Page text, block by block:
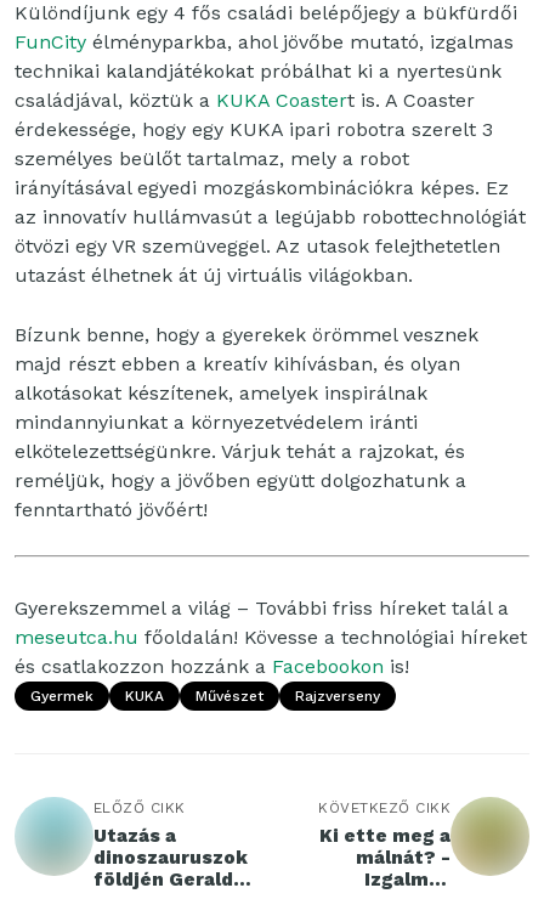
Különdíjunk egy 4 fős családi belépőjegy a bükfürdői
FunCity élményparkba, ahol jövőbe mutató, izgalmas
technikai kalandjátékokat próbálhat ki a nyertesünk
családjával, köztük a KUKA Coastert is. A Coaster
érdekessége, hogy egy KUKA ipari robotra szerelt 3
személyes beülőt tartalmaz, mely a robot
irányításával egyedi mozgáskombinációkra képes. Ez
az innovatív hullámvasút a legújabb robottechnológiát
ötvözi egy VR szemüveggel. Az utasok felejthetetlen
utazást élhetnek át új virtuális világokban.
Bízunk benne, hogy a gyerekek örömmel vesznek
majd részt ebben a kreatív kihívásban, és olyan
alkotásokat készítenek, amelyek inspirálnak
mindannyiunkat a környezetvédelem iránti
elkötelezettségünkre. Várjuk tehát a rajzokat, és
reméljük, hogy a jövőben együtt dolgozhatunk a
fenntartható jövőért!
Gyerekszemmel a világ – További friss híreket talál a
meseutca.hu főoldalán! Kövesse a technológiai híreket
és csatlakozzon hozzánk a Facebookon is!
Gyermek KUKA Művészet Rajzverseny
ELŐZŐ CIKK
Utazás a
dinoszauruszok
földjén Gerald
KÖVETKEZŐ CIKK
Ki ette meg a
málnát? -
Izgalmas